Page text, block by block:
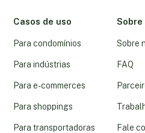
Casos de uso
Para condomínios
Para indústrias
Para e-commerces
Para shoppings
Para transportadoras
Sobre
Sobre
FAQ
Fale